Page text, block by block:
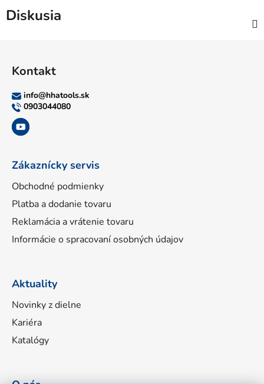
Diskusia
Kontakt
info@hhatools.sk
0903044080
Zákaznícky servis
Obchodné podmienky
Platba a dodanie tovaru
Reklamácia a vrátenie tovaru
Informácie o spracovaní osobných údajov
Aktuality
Novinky z dielne
Kariéra
Katalógy